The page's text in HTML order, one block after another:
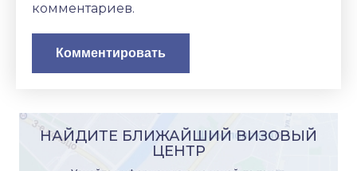
комментариев.
НАЙДИТЕ БЛИЖАЙШИЙ ВИЗОВЫЙ
ЦЕНТР